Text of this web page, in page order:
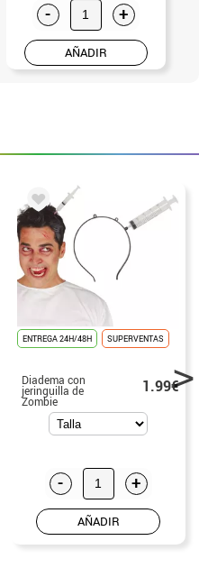
- +
AÑADIR
ENTREGA 24H/48H SUPERVENTAS
Diadema con
jeringuilla de
Zombie
1.99€
- +
AÑADIR